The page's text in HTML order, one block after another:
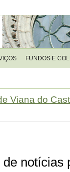
FUNDOS E
Viana do